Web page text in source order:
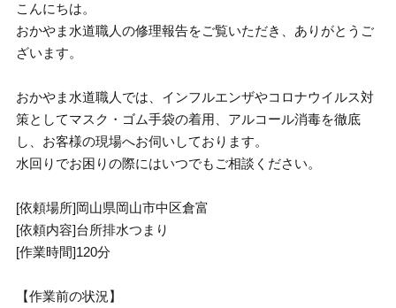
こんにちは。
おかやま水道職人の修理報告をご覧いただき、ありがとうご
ざいます。
おかやま水道職人では、インフルエンザやコロナウイルス対
策としてマスク・ゴム手袋の着用、アルコール消毒を徹底
し、お客様の現場へお伺いしております。
水回りでお困りの際にはいつでもご相談ください。
[依頼場所]岡山県岡山市中区倉富
[依頼内容]台所排水つまり
[作業時間]120分
【作業前の状況】